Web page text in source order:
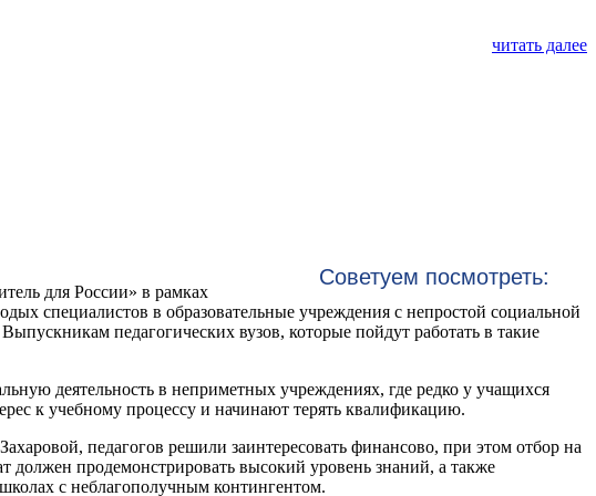
читать далее
Советуем посмотреть:
для России» в рамках
специалистов в образовательные учреждения с непростой социальной
Выпускникам педагогических вузов, которые пойдут работать в такие
деятельность в неприметных учреждениях, где редко у учащихся
к учебному процессу и начинают терять квалификацию.
педагогов решили заинтересовать финансово, при этом отбор на
должен продемонстрировать высокий уровень знаний, а также
с неблагополучным контингентом.